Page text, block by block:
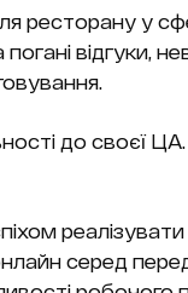
ресторану у
відгуки,
до своєї
серед